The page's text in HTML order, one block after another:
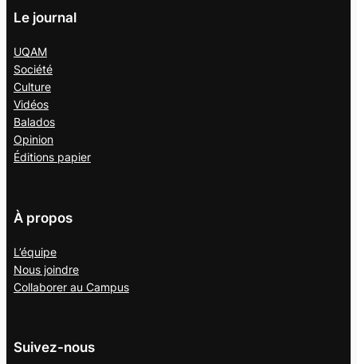
Le journal
UQAM
Société
Culture
Vidéos
Balados
Opinion
Éditions papier
À propos
L’équipe
Nous joindre
Collaborer au Campus
Suivez-nous